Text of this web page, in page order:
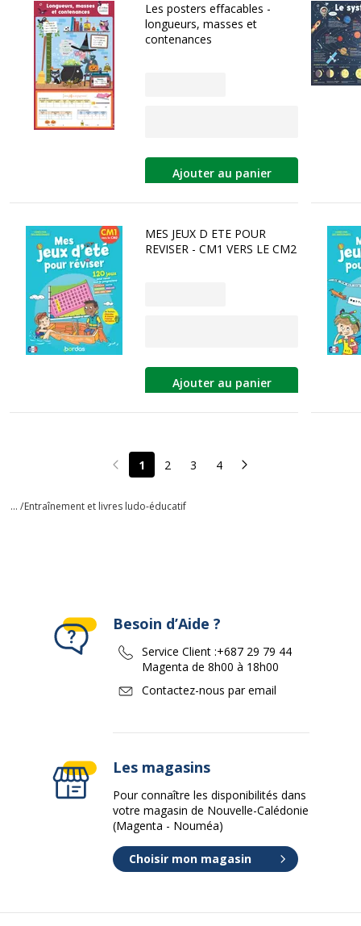
Les posters effacables -
longueurs, masses et
contenances
Ajouter au panier
MES JEUX D ETE POUR
REVISER - CM1 VERS LE CM2
Ajouter au panier
Page précédente
1 2 3 4 Page suivante
... /Entraînement et livres ludo-éducatif
Besoin d’Aide ?
Service Client :+687 29 79 44
Magenta de 8h00 à 18h00
Contactez-nous par email
Les magasins
Pour connaître les disponibilités dans
votre magasin de Nouvelle-Calédonie
(Magenta - Nouméa)
Choisir mon magasin